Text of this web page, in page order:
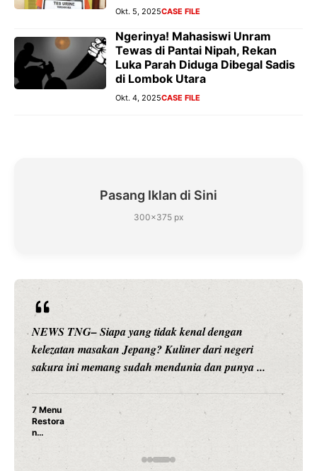
Okt. 5, 2025CASE FILE
Ngerinya! Mahasiswi Unram
Tewas di Pantai Nipah, Rekan
Luka Parah Diduga Dibegal Sadis
di Lombok Utara
Okt. 4, 2025CASE FILE
Pasang Iklan di Sini
300×375 px
NEWS TNG– Siapa yang tidak kenal dengan
kelezatan masakan Jepang? Kuliner dari negeri
sakura ini memang sudah mendunia dan punya ...
7 Menu
Restora
n
Jepang